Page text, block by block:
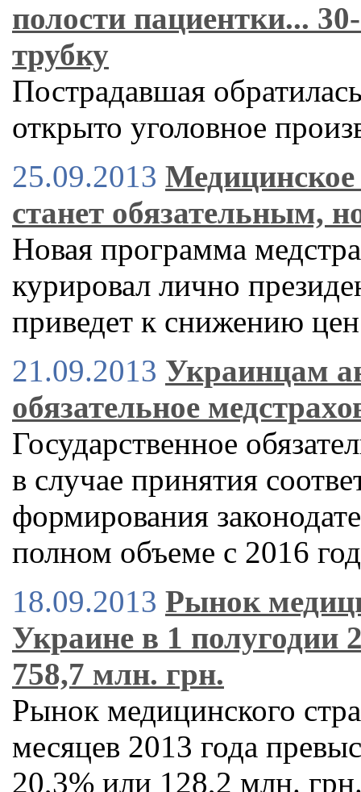
полости пациентки...
трубку
Пострадавшая
открыто уголовное
25.09.2013
станет обязательным,
Новая программа
курировал лично
приведет к снижению
21.09.2013 Украинцам
обязательное
Государственное
в случае принятия
формирования
полном объеме с 2016
18.09.2013 Рынок
Украине в 1 полугодии
758,7 млн. грн.
Рынок медицинского
месяцев 2013 года
20,3% или 128,2 млн.